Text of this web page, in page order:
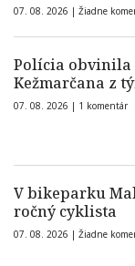
07. 08. 2026 | Žiadne
Polícia obvinila
Kežmarčana z
07. 08. 2026 | 1 komentár
V bikeparku
ročný cyklista
07. 08. 2026 | Žiadne